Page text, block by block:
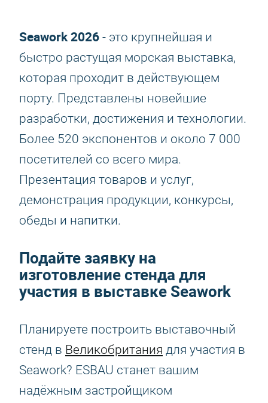
Seawork 2026 - это крупнейшая и
быстро растущая морская выставка,
которая проходит в действующем
порту. Представлены новейшие
разработки, достижения и технологии.
Более 520 экспонентов и около 7 000
посетителей со всего мира.
Презентация товаров и услуг,
демонстрация продукции, конкурсы,
обеды и напитки.
Подайте заявку на
изготовление стенда для
участия в выставке Seawork
Планируете построить выставочный
стенд в Великобритания для участия в
Seawork? ESBAU станет вашим
надёжным застройщиком